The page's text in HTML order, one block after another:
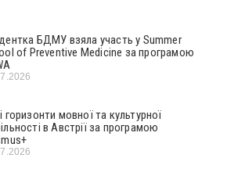
БДМУ взяла участь у Summer
of Preventive Medicine за програмою
горизонти мовної та культурної
в Австрії за програмою